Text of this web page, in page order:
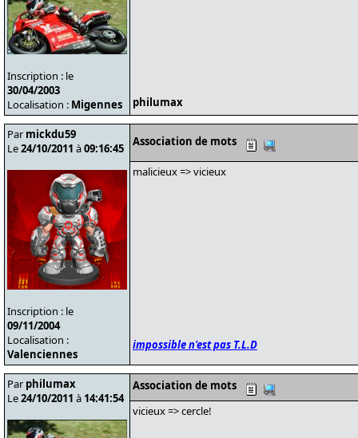
Inscription : le
30/04/2003
Localisation : Migennes philumax
Par mickdu59
Le24/10/2011 à09:16:45
Inscription : le
09/11/2004
Localisation :
Valenciennes
Association de mots
malicieux => vicieux
impossible n'est pas T.L.D
Par philumax
Le24/10/2011 à 14:41:54
Association de mots
vicieux => cercle!